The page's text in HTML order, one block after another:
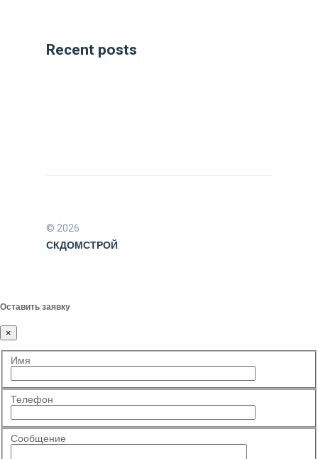
Recent posts
© 2026
СКДОМСТРОЙ.
Оставить заявку
×
Имя
Телефон
Сообщение